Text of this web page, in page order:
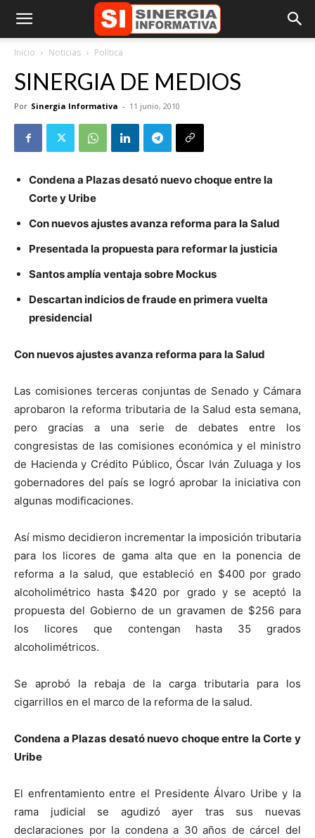
Inicio Noticias Política
SINERGIA DE MEDIOS
Por Sinergia Informativa - 11 junio, 2010
Condena a Plazas desató nuevo choque entre la
Corte y Uribe
Con nuevos ajustes avanza reforma para la Salud
Presentada la propuesta para reformar la justicia
Santos amplía ventaja sobre Mockus
Descartan indicios de fraude en primera vuelta
presidencial
Con nuevos ajustes avanza reforma para la Salud
Las comisiones terceras conjuntas de Senado y Cámara
aprobaron la reforma tributaria de la Salud esta semana,
pero gracias a una serie de debates entre los
congresistas de las comisiones económica y el ministro
de Hacienda y Crédito Público, Óscar Iván Zuluaga y los
gobernadores del país se logró aprobar la iniciativa con
algunas modificaciones.
Así mismo decidieron incrementar la imposición tributaria
para los licores de gama alta que en la ponencia de
reforma a la salud, que estableció en $400 por grado
alcoholimétrico hasta $420 por grado y se aceptó la
propuesta del Gobierno de un gravamen de $256 para
los licores que contengan hasta 35 grados
alcoholimétricos.
Se aprobó la rebaja de la carga tributaria para los
cigarrillos en el marco de la reforma de la salud.
Condena a Plazas desató nuevo choque entre la Corte y
Uribe
El enfrentamiento entre el Presidente Álvaro Uribe y la
rama judicial se agudizó ayer tras sus nuevas
declaraciones por la condena a 30 años de cárcel del